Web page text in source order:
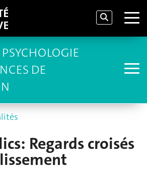
DE
Regards croisés